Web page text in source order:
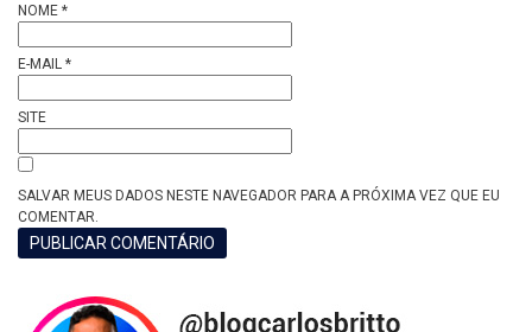
NOME *
E-MAIL *
SITE
SALVAR MEUS DADOS NESTE NAVEGADOR PARA A PRÓXIMA VEZ QUE EU
COMENTAR.